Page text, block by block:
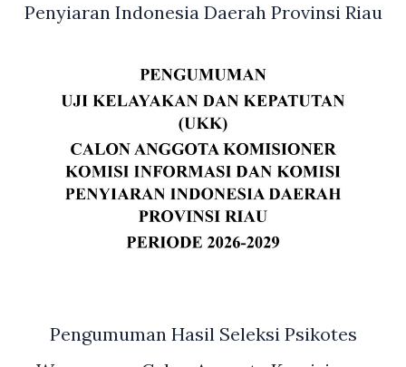
Penyiaran Indonesia Daerah Provinsi Riau
Pengumuman Hasil Seleksi Psikotes